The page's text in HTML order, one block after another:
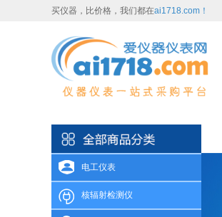
买仪器，比价格，我们都在ai1718.com！
电工仪表
核辐射检测仪